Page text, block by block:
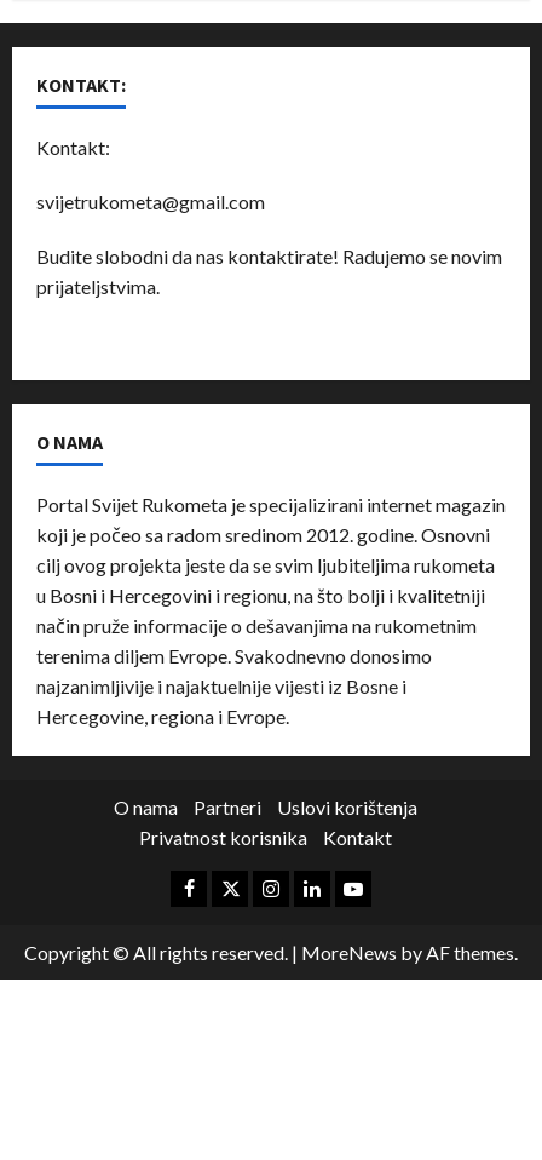
KONTAKT:
Kontakt:
svijetrukometa@gmail.com
Budite slobodni da nas kontaktirate! Radujemo se novim
prijateljstvima.
O NAMA
Portal Svijet Rukometa je specijalizirani internet magazin
koji je počeo sa radom sredinom 2012. godine. Osnovni
cilj ovog projekta jeste da se svim ljubiteljima rukometa
u Bosni i Hercegovini i regionu, na što bolji i kvalitetniji
način pruže informacije o dešavanjima na rukometnim
terenima diljem Evrope. Svakodnevno donosimo
najzanimljivije i najaktuelnije vijesti iz Bosne i
Hercegovine, regiona i Evrope.
O nama Partneri
Uslovi korištenja
Privatnost korisnika
Kontakt
Copyright © All rights reserved. | MoreNews by AF themes.